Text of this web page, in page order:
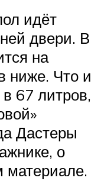
идёт
двери. В
на
ниже. Что и
67 литров,
Дастеры
о
материале.